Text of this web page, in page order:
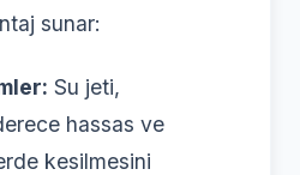
sunar:
Su jeti,
hassas ve
kesilmesini